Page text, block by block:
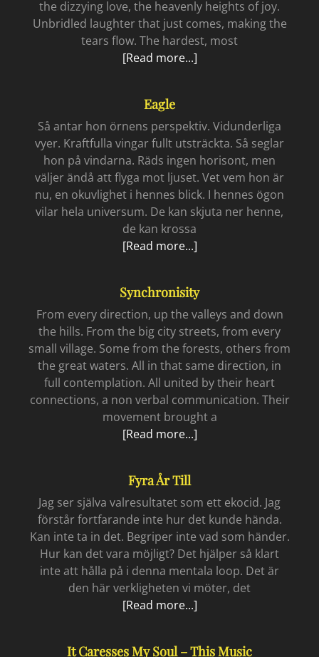
the dizzying love, the heavenly heights of joy.
Unbridled laughter that just comes, making the
tears flow. The hardest, most
[Read more...]Alive
Eagle
Så antar hon örnens perspektiv. Vidunderliga
vyer. Kraftfulla vingar fullt utsträckta. Så seglar
hon på vindarna. Räds ingen horisont, men
väljer ändå att flyga mot ljuset. Vet vem hon är
nu, en okuvlighet i hennes blick. I hennes ögon
vilar hela universum. De kan skjuta ner henne,
de kan krossa
[Read more...]Eagle
Synchronisity
From every direction, up the valleys and down
the hills. From the big city streets, from every
small village. Some from the forests, others from
the great waters. All in that same direction, in
full contemplation. All united by their heart
connections, a non verbal communication. Their
movement brought a
[Read more...]Synchronisity
Fyra År Till
Jag ser själva valresultatet som ett ekocid. Jag
förstår fortfarande inte hur det kunde hända.
Kan inte ta in det. Begriper inte vad som händer.
Hur kan det vara möjligt? Det hjälper så klart
inte att hålla på i denna mentala loop. Det är
den här verkligheten vi möter, det
[Read more...]Fyra
It Caresses My Soul – This Music